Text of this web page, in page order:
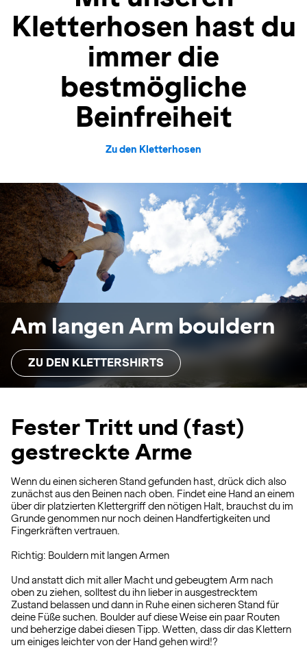
Kletterhosen hast du
immer die
bestmögliche
Beinfreiheit
Zu den Kletterhosen
Am langen Arm bouldern
ZU DEN KLETTERSHIRTS
Fester Tritt und (fast)
gestreckte Arme
Wenn du einen sicheren Stand gefunden hast, drück dich also
zunächst aus den Beinen nach oben. Findet eine Hand an einem
über dir platzierten Klettergriff den nötigen Halt, brauchst du im
Grunde genommen nur noch deinen Handfertigkeiten und
Fingerkräften vertrauen.
Richtig: Bouldern mit langen Armen
Und anstatt dich mit aller Macht und gebeugtem Arm nach
oben zu ziehen, solltest du ihn lieber in ausgestrecktem
Zustand belassen und dann in Ruhe einen sicheren Stand für
deine Füße suchen. Boulder auf diese Weise ein paar Routen
und beherzige dabei diesen Tipp. Wetten, dass dir das Klettern
um einiges leichter von der Hand gehen wird!?